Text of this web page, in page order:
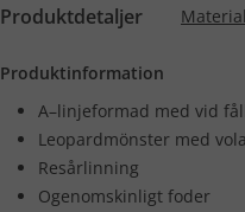
Produktdetaljer Material
Produktinformation
A–linjeformad med vid fåll
Leopardmönster med
Resårlinning
Ogenomskinligt foder